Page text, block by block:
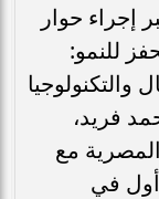
التالي 11 سبتمبر إجراء حوار
للنمو:
والتكنولوجيا
فريد،
المصرية مع
أول في